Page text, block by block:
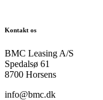
Kontakt os
BMC Leasing A/S
Spedalsø 61
8700 Horsens
info@bmc.dk